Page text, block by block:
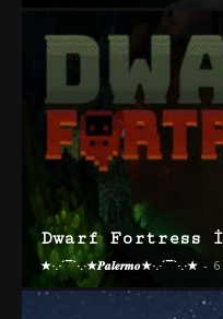
Dwarf Fortress
★·.·´¯`·.·★𝑷𝒂𝒍𝒆𝒓𝒎𝒐★·.·´¯`·.·★ -